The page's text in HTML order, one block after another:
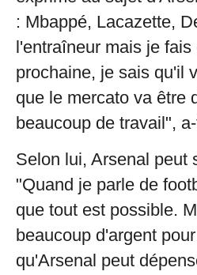
: Mbappé, Lacazette,
l'entraîneur mais je
prochaine, je sais qu'il
que le mercato va être
beaucoup de travail",
Selon lui, Arsenal peut
"Quand je parle de
que tout est possible.
beaucoup d'argent
qu'Arsenal peut